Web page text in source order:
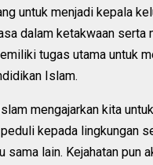
untuk menjadi kepala
dalam ketakwaan serta
tugas utama untuk
Islam.
mengajarkan kita
kepada lingkungan
sama lain. Kejahatan pun